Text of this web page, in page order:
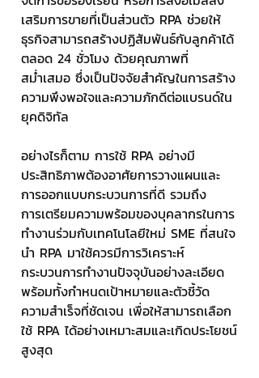
เสริมการขายที่เป็นส่วนตัว RPA ช่วยให้
ธุรกิจสามารถสร้างปฏิสัมพันธ์กับลูกค้าได้
ตลอด 24 ชั่วโมง ด้วยคุณภาพที่
สม่ำเสมอ ซึ่งเป็นปัจจัยสำคัญในการสร้าง
ความพึงพอใจและความภักดีต่อแบรนด์ใน
ยุคดิจิทัล
อย่างไรก็ตาม การใช้ RPA อย่างมี
ประสิทธิภาพต้องอาศัยการวางแผนและ
การออกแบบกระบวนการที่ดี รวมถึง
การเตรียมความพร้อมของบุคลากรในการ
ทำงานร่วมกับเทคโนโลยีใหม่ SME ที่สนใจ
นำ RPA มาใช้ควรมีการวิเคราะห์
กระบวนการทำงานปัจจุบันอย่างละเอียด
พร้อมทั้งกำหนดเป้าหมายและตัวชี้วัด
ความสำเร็จที่ชัดเจน เพื่อให้สามารถเลือก
ใช้ RPA ได้อย่างเหมาะสมและเกิดประโยชน์
สูงสุด